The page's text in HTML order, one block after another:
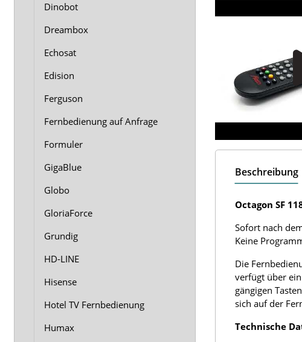
Beschreibung
Octagon SF
Sofort nach
Keine
Die
verfügt über
gängigen
sich auf der
Technische
Dinobot
Dreambox
Echosat
Edision
Ferguson
Fernbedienung auf Anfrage
Formuler
GigaBlue
Globo
GloriaForce
Grundig
HD-LINE
Hisense
Hotel TV Fernbedienung
Humax